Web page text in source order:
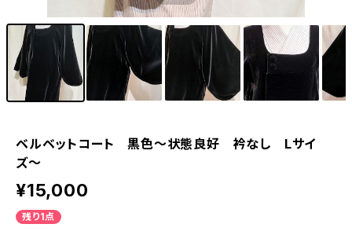
ベルベットコート 黒色〜状態良好 衿なし Lサイ
ズ〜
¥15,000
残り1点